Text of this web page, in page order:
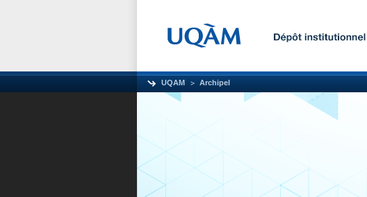
UQAM Archipel